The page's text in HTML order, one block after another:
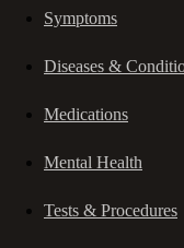
Symptoms
Diseases &
Medications
Mental Health
Tests & Procedures